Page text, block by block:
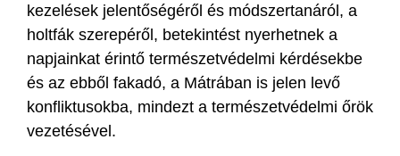
kezelések jelentőségéről és módszertanáról, a
holtfák szerepéről, betekintést nyerhetnek a
napjainkat érintő természetvédelmi kérdésekbe
és az ebből fakadó, a Mátrában is jelen levő
konfliktusokba, mindezt a természetvédelmi őrök
vezetésével.